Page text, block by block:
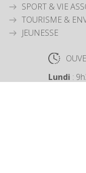
SPORT & VIE
TOURISME &
JEUNESSE
Lundi :